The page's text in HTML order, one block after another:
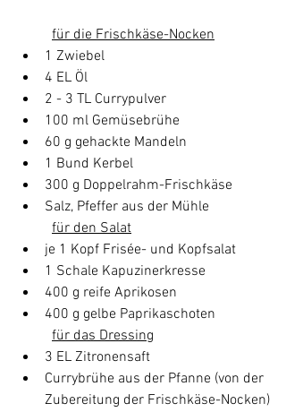
für die Frischkäse-Nocken
1 Zwiebel
4 EL Öl
2 - 3 TL Currypulver
100 ml Gemüsebrühe
60 g gehackte Mandeln
1 Bund Kerbel
300 g Doppelrahm-Frischkäse
Salz, Pfeffer aus der Mühle
für den Salat
je 1 Kopf Frisée- und Kopfsalat
1 Schale Kapuzinerkresse
400 g reife Aprikosen
400 g gelbe Paprikaschoten
für das Dressing
3 EL Zitronensaft
Currybrühe aus der Pfanne (von der
Zubereitung der Frischkäse-Nocken)